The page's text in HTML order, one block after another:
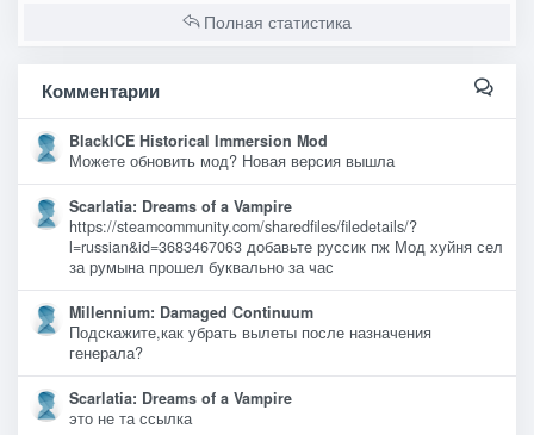
Полная статистика
Комментарии
BlackICE Historical Immersion Mod
Можете обновить мод? Новая версия вышла
Scarlatia: Dreams of a Vampire
https://steamcommunity.com/sharedfiles/filedetails/?
l=russian&id=3683467063 добавьте руссик пж Мод хуйня сел
за румына прошел буквально за час
Millennium: Damaged Continuum
Подскажите,как убрать вылеты после назначения
генерала?
Scarlatia: Dreams of a Vampire
это не та ссылка